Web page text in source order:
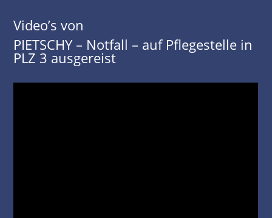
Video’s von
PIETSCHY – Notfall – auf Pflegestelle in
PLZ 3 ausgereist